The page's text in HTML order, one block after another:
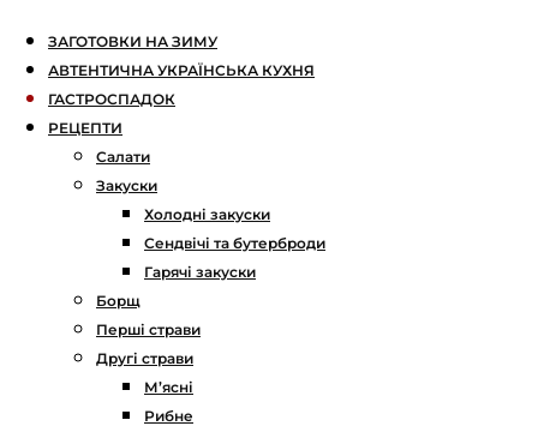
ЗАГОТОВКИ НА ЗИМУ
АВТЕНТИЧНА УКРАЇНСЬКА КУХНЯ
ГАСТРОСПАДОК
РЕЦЕПТИ
Салати
Закуски
Холодні закуски
Сендвічі та бутерброди
Гарячі закуски
Борщ
Перші страви
Другі страви
М’ясні
Рибне